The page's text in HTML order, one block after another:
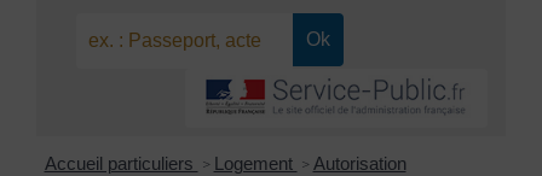
Accueil particuliers > Logement > Autorisation